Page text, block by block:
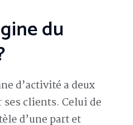
du
d’activité a deux
clients. Celui de
d’une part et